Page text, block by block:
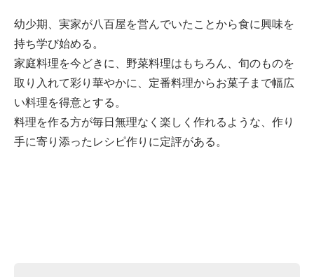
幼少期、実家が八百屋を営んでいたことから食に興味を
持ち学び始める。
家庭料理を今どきに、野菜料理はもちろん、旬のものを
取り入れて彩り華やかに、定番料理からお菓子まで幅広
い料理を得意とする。
料理を作る方が毎日無理なく楽しく作れるような、作り
手に寄り添ったレシピ作りに定評がある。